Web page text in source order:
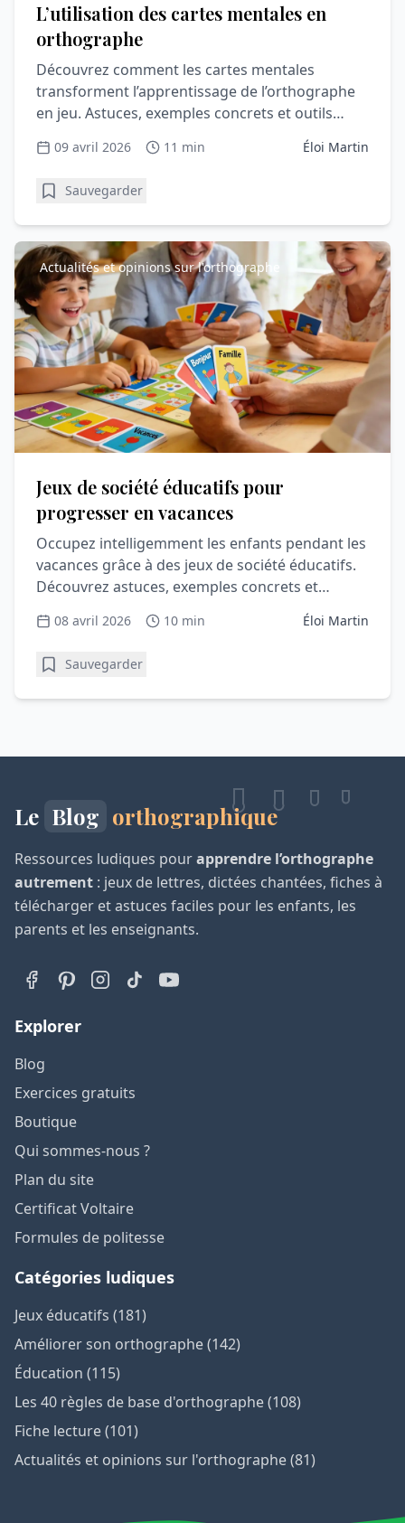
L’utilisation des cartes mentales en
orthographe
Découvrez comment les cartes mentales
transforment l’apprentissage de l’orthographe
en jeu. Astuces, exemples concrets et outils
pour progresser facilement au quotidien.
09 avril 2026 11 min Éloi Martin
Sauvegarder
Actualités et opinions sur l'orthographe
Jeux de société éducatifs pour
progresser en vacances
Occupez intelligemment les enfants pendant les
vacances grâce à des jeux de société éducatifs.
Découvrez astuces, exemples concrets et
conseils pour joindre orthographe et plaisir.
08 avril 2026 10 min Éloi Martin
Sauvegarder
Le Blog orthographique
Ressources ludiques pourapprendre l’orthographe
autrement : jeux de lettres, dictées chantées, fiches à
télécharger et astuces faciles pour les enfants, les
parents et les enseignants.
Explorer
Blog
Exercices gratuits
Boutique
Qui sommes-nous ?
Plan du site
Certificat Voltaire
Formules de politesse
Catégories ludiques
Jeux éducatifs (181)
Améliorer son orthographe (142)
Éducation (115)
Les 40 règles de base d'orthographe (108)
Fiche lecture (101)
Actualités et opinions sur l'orthographe (81)